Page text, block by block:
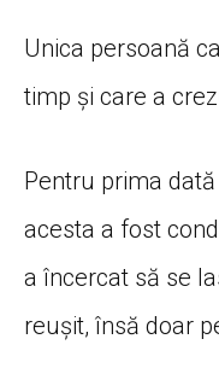
Unica persoană
timp și care a
Pentru prima
acesta a fost
a încercat să se
reușit, însă doar